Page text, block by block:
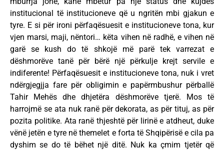
institucional të institucioneve që u ngritën mbi gjakun e
tyre. E si për ironi përfaqësuesit e institucioneve tona, kur
vjen marsi, maji, nëntori… këta vihen në radhë, e vihen në
garë se kush do të shkojë më parë tek varrezat e
dëshmorëve tanë për bërë një përkulje krejt servile e
indiferente! Përfaqësuesit e institucioneve tona, nuk i vret
ndërgjegjja fare për obligimin e papërmbushur përballë
Tahir Mehës dhe dhjetëra dëshmorëve tjerë. Mos të
harrojmë se ata nuk ranë për dekorata, as për tituj, as për
pozita politike. Ata ranë thjeshtë për lirinë e atdheut, duke
vënë jetën e tyre në themelet e forta të Shqipërisë e cila pa
dyshim se do të bëhet një ditë. Nuk ka çmim tjetër që